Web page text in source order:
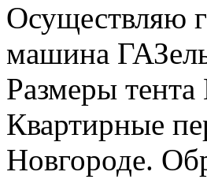
Осуществляю
машина
Размеры
Квартирные
Новгороде.